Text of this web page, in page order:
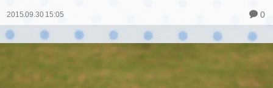
2015.09.30 15:05 0